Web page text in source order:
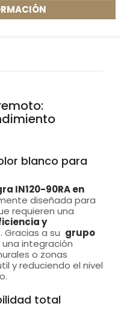
blanco para
IN120-90RA en
diseñada para
requieren una
y
. Gracias a su grupo
integración
o zonas
y reduciendo el nivel
total